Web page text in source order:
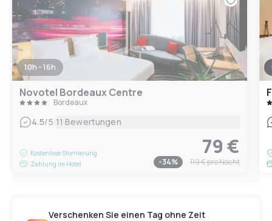
10h - 16h
Novotel Bordeaux Centre
Bordeaux
4.5/5 11 Bewertungen
Kostenlose Stornierung
Zahlung im Hotel
79 €
-34% 119 €pro Nacht
Verschenken Sie einen Tag ohne Zeit